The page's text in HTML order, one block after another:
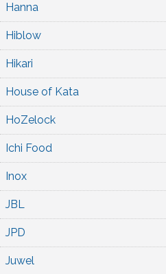
Hanna
Hiblow
Hikari
House of Kata
HoZelock
Ichi Food
Inox
JBL
JPD
Juwel